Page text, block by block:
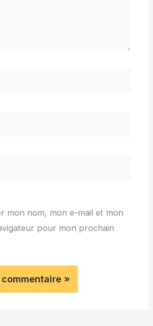
mon nom, mon e-mail et mon
pour mon prochain